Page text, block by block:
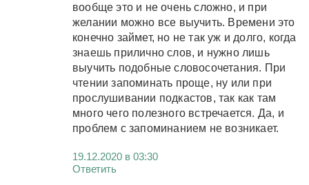
вообще это и не очень сложно, и при
желании можно все выучить. Времени это
конечно займет, но не так уж и долго, когда
знаешь прилично слов, и нужно лишь
выучить подобные словосочетания. При
чтении запоминать проще, ну или при
прослушивании подкастов, так как там
много чего полезного встречается. Да, и
проблем с запоминанием не возникает.
19.12.2020 в 03:30
Ответить